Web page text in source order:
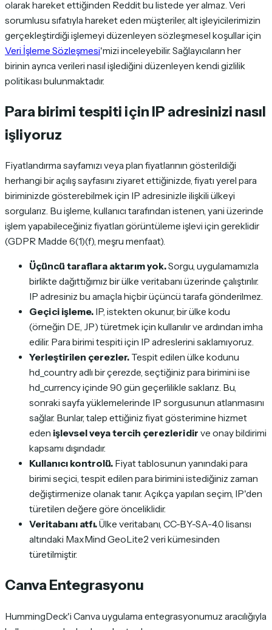
olarak hareket ettiğinden Reddit bu listede yer almaz. Veri
sorumlusu sıfatıyla hareket eden müşteriler, alt işleyicilerimizin
gerçekleştirdiği işlemeyi düzenleyen sözleşmesel koşullar için
Veri İşleme Sözleşmesi'mizi inceleyebilir. Sağlayıcıların her
birinin ayrıca verileri nasıl işlediğini düzenleyen kendi gizlilik
politikası bulunmaktadır.
Para birimi tespiti için IP adresinizi nasıl
işliyoruz
Fiyatlandırma sayfamızı veya plan fiyatlarının gösterildiği
herhangi bir açılış sayfasını ziyaret ettiğinizde, fiyatı yerel para
biriminizde gösterebilmek için IP adresinizle ilişkili ülkeyi
sorgularız. Bu işleme, kullanıcı tarafından istenen, yani üzerinde
işlem yapabileceğiniz fiyatları görüntüleme işlevi için gereklidir
(GDPR Madde 6(1)(f), meşru menfaat).
Üçüncü taraflara aktarım yok.Sorgu, uygulamamızla
birlikte dağıttığımız bir ülke veritabanı üzerinde çalıştırılır.
IP adresiniz bu amaçla hiçbir üçüncü tarafa gönderilmez.
Geçici işleme. IP, istekten okunur, bir ülke kodu
(örneğin DE, JP) türetmek için kullanılır ve ardından imha
edilir. Para birimi tespiti için IP adreslerini saklamıyoruz.
Yerleştirilen çerezler. Tespit edilen ülke kodunu
hd_countryadlı bir çerezde, seçtiğiniz para birimini ise
hd_currencyiçinde 90 gün geçerlilikle saklarız. Bu,
sonraki sayfa yüklemelerinde IP sorgusunun atlanmasını
sağlar. Bunlar, talep ettiğiniz fiyat gösterimine hizmet
eden işlevsel veya tercih çerezleridir ve onay bildirimi
kapsamı dışındadır.
Kullanıcı kontrolü. Fiyat tablosunun yanındaki para
birimi seçici, tespit edilen para birimini istediğiniz zaman
değiştirmenize olanak tanır. Açıkça yapılan seçim, IP'den
türetilen değere göre önceliklidir.
Veritabanı atfı.Ülke veritabanı, CC-BY-SA-4.0 lisansı
altındaki MaxMind GeoLite2 veri kümesinden
türetilmiştir.
Canva Entegrasyonu
HummingDeck'i Canva uygulama entegrasyonumuz aracılığıyla